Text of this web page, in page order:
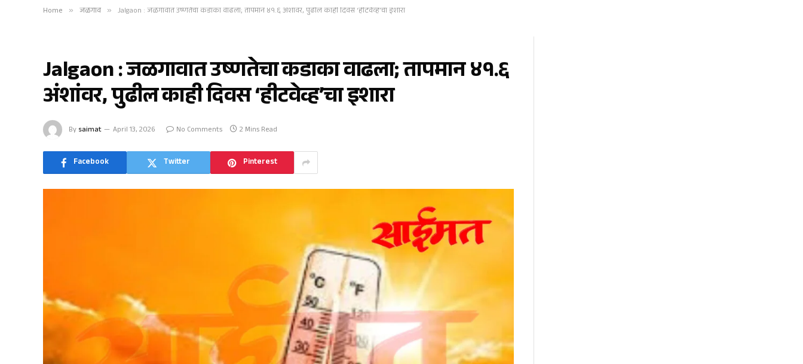
Home » जळगाव » Jalgaon : जळगावात उष्णतेचा कडाका वाढला; तापमान ४१.६ अंशांवर, पुढील काही दिवस ‘हीटवेव्ह’चा इशारा
Jalgaon : जळगावात उष्णतेचा कडाका वाढला; तापमान ४१.६
अंशांवर, पुढील काही दिवस ‘हीटवेव्ह’चा इशारा
By saimat April 13, 2026 No Comments 2 Mins Read
Facebook Twitter Pinterest